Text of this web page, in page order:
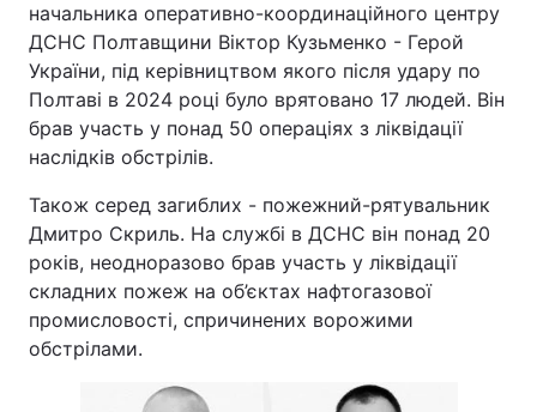
начальника оперативно-координаційного центру
ДСНС Полтавщини Віктор Кузьменко - Герой
України, під керівництвом якого після удару по
Полтаві в 2024 році було врятовано 17 людей. Він
брав участь у понад 50 операціях з ліквідації
наслідків обстрілів.
Також серед загиблих - пожежний-рятувальник
Дмитро Скриль. На службі в ДСНС він понад 20
років, неодноразово брав участь у ліквідації
складних пожеж на об’єктах нафтогазової
промисловості, спричинених ворожими
обстрілами.